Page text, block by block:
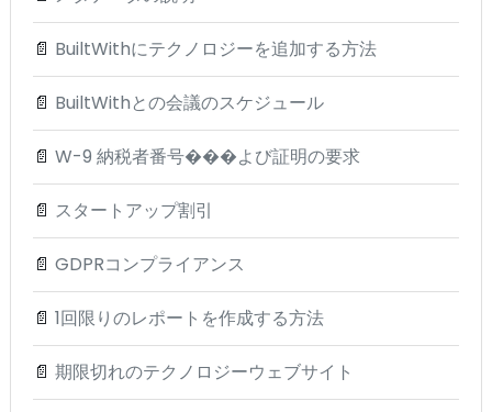
📄 BuiltWithにテクノロジーを追加する方法
📄 BuiltWithとの会議のスケジュール
📄 W-9 納税者番号���よび証明の要求
📄 スタートアップ割引
📄 GDPRコンプライアンス
📄 1回限りのレポートを作成する方法
📄 期限切れのテクノロジーウェブサイト